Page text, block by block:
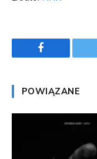
Facebook
POWIĄZANE